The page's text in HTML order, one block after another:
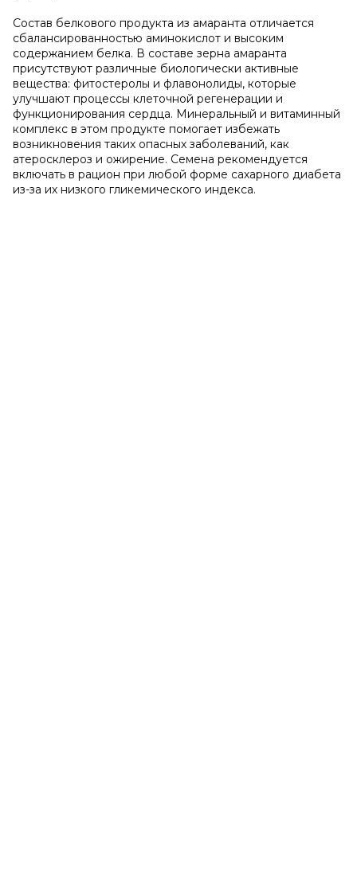
Состав белкового продукта из амаранта отличается
сбалансированностью аминокислот и высоким
содержанием белка. В составе зерна амаранта
присутствуют различные биологически активные
вещества: фитостеролы и флавонолиды, которые
улучшают процессы клеточной регенерации и
функционирования сердца. Минеральный и витаминный
комплекс в этом продукте помогает избежать
возникновения таких опасных заболеваний, как
атеросклероз и ожирение. Семена рекомендуется
включать в рацион при любой форме сахарного диабета
из-за их низкого гликемического индекса.